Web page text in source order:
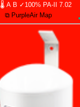
🌡 A B ✓100% PA-II 7.02
⧉ PurpleAir Map